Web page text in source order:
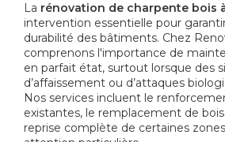
La rénovation de charpente bois
intervention essentielle pour
durabilité des bâtiments. Chez
comprenons l'importance de
en parfait état, surtout lorsque des
d’affaissement ou d’attaques
Nos services incluent le
existantes, le remplacement de
reprise complète de certaines